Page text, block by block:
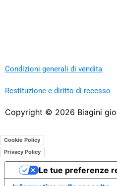
Condizioni generali di vendita
Restituzione e diritto di recesso
Copyright © 2026 Biagini
Cookie Policy
Privacy Policy
Le tue preferenze